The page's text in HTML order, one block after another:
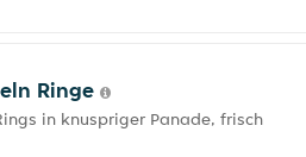
Ringe
in knuspriger Panade, frisch